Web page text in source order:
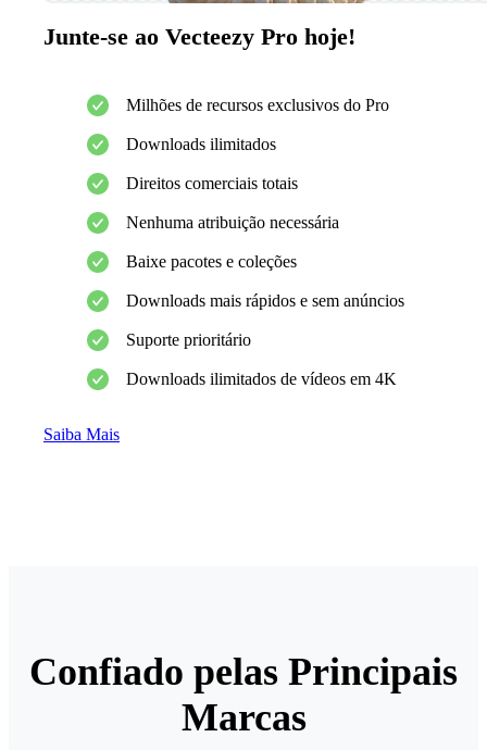
Junte-se ao Vecteezy Pro hoje!
Milhões de recursos exclusivos do Pro
Downloads ilimitados
Direitos comerciais totais
Nenhuma atribuição necessária
Baixe pacotes e coleções
Downloads mais rápidos e sem anúncios
Suporte prioritário
Downloads ilimitados de vídeos em 4K
Saiba Mais
Confiado pelas Principais
Marcas